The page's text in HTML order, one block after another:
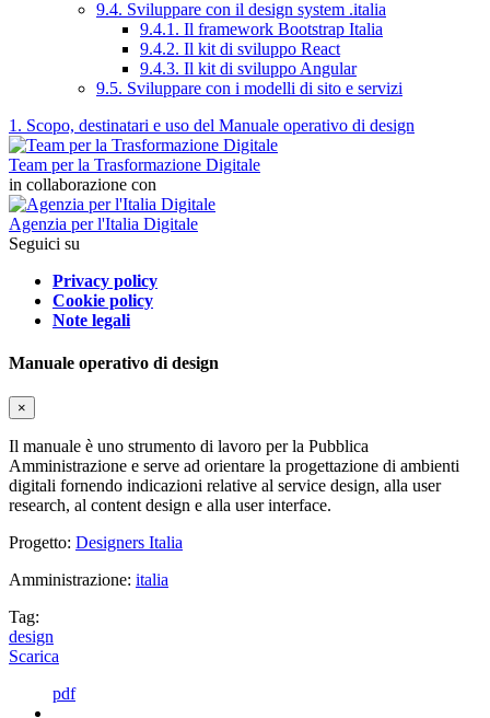
9.4. Sviluppare con il design system .italia
9.4.1. Il framework Bootstrap Italia
9.4.2. Il kit di sviluppo React
9.4.3. Il kit di sviluppo Angular
9.5. Sviluppare con i modelli di sito e servizi
1. Scopo, destinatari e uso del Manuale operativo di design
Team per la Trasformazione Digitale
in collaborazione con
Agenzia per l'Italia Digitale
Seguici su
Privacy policy
Cookie policy
Note legali
Manuale operativo di design
×
Il manuale è uno strumento di lavoro per la Pubblica
Amministrazione e serve ad orientare la progettazione di ambienti
digitali fornendo indicazioni relative al service design, alla user
research, al content design e alla user interface.
Progetto: Designers Italia
Amministrazione: italia
Tag:
design
Scarica
pdf